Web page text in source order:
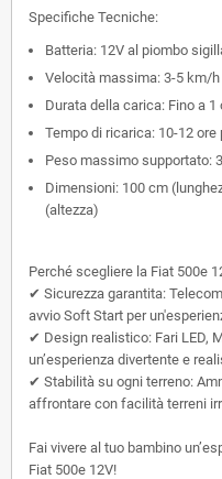
Specifiche Tecniche:
Batteria: 12V al piombo
Velocità massima: 3-5 km/h
Durata della carica: Fino a 1
Tempo di ricarica: 10-12 ore
Peso massimo supportato:
Dimensioni: 100 cm
(altezza)
Perché scegliere la Fiat 500e
✔ Sicurezza garantita:
avvio Soft Start per
✔ Design realistico: Fari LED,
un’esperienza divertente e
✔ Stabilità su ogni terreno:
affrontare con facilità terreni
Fai vivere al tuo bambino
Fiat 500e 12V!